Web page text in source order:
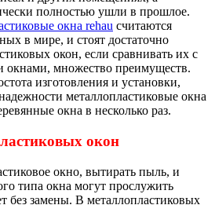
полностью ушли в прошлое.
окна rehau считаются
в мире, и стоят достаточно
окон, если сравнивать их с
множество преимуществ.
изготовления и установки,
металлопластиковые окна
окна в несколько раз.
окон
окно, вытирать пыль, и
типа окна могут прослужить
без замены. В металлопластиковых